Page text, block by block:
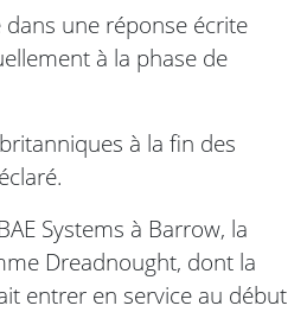
une réponse écrite
à la phase de
à la fin des
Systems à Barrow, la
Dreadnought, dont la
entrer en service au début